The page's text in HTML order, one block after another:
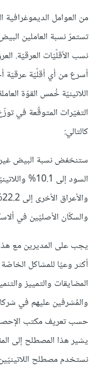
من العوامل الديموغرافية
تستمرّ نسبة العاملين
نسب الأقلّيّات العرقيّة.
أسرع من أي أقلّيّة عرقيّة
كالتالي:
والسكّان الأصليّين في
يجب على المديرين مع هذا
أكثر وعيًا للمشاكل
المضايقات والتمييز
والمُشرفين عليهم في
يشير هذا المصطلح إلى
نستخدم مصطلح